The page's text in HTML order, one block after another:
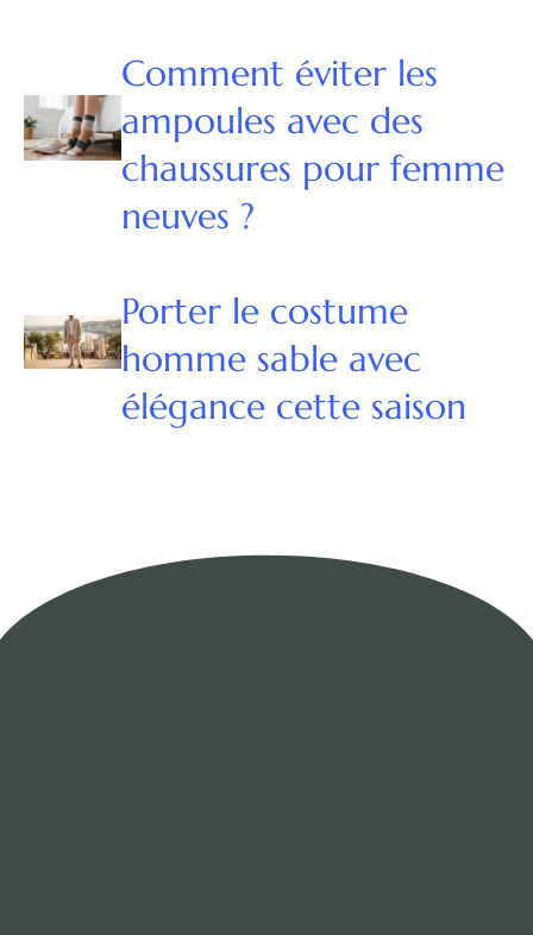
Comment éviter les
ampoules avec des
chaussures pour femme
neuves ?
Porter le costume
homme sable avec
élégance cette saison